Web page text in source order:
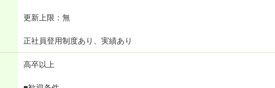
更新上限：無
正社員登用制度あり、実績あり
高卒以上